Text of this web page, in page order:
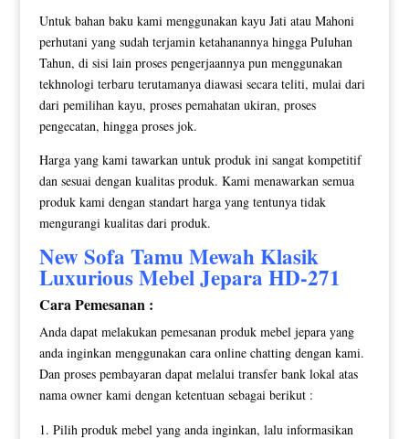
Untuk bahan baku kami menggunakan kayu Jati atau Mahoni
perhutani yang sudah terjamin ketahanannya hingga Puluhan
Tahun, di sisi lain proses pengerjaannya pun menggunakan
tekhnologi terbaru terutamanya diawasi secara teliti, mulai dari
dari pemilihan kayu, proses pemahatan ukiran, proses
pengecatan, hingga proses jok.
Harga yang kami tawarkan untuk produk ini sangat kompetitif
dan sesuai dengan kualitas produk. Kami menawarkan semua
produk kami dengan standart harga yang tentunya tidak
mengurangi kualitas dari produk.
NewSofa Tamu MewahKlasik
Luxurious Mebel Jepara HD-271
Cara Pemesanan :
Anda dapat melakukan pemesanan produk mebel jepara yang
anda inginkan menggunakan cara online chatting dengan kami.
Dan proses pembayaran dapat melalui transfer bank lokal atas
nama owner kami dengan ketentuan sebagai berikut :
Pilih produk mebel yang anda inginkan, lalu informasikan